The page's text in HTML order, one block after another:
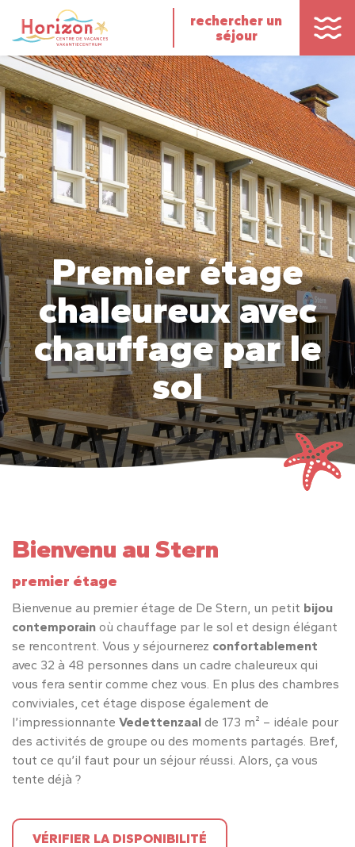
rechercher un
séjour
Premier étage
chaleureux avec
chauffage par le
sol
Bienvenu au Stern
premier étage
Bienvenue au premier étage de De Stern, un petit bijou
contemporain où chauffage par le sol et design élégant
se rencontrent. Vous y séjournerez confortablement
avec 32 à 48 personnes dans un cadre chaleureux qui
vous fera sentir comme chez vous. En plus des chambres
conviviales, cet étage dispose également de
l’impressionnante Vedettenzaal de 173 m² – idéale pour
des activités de groupe ou des moments partagés. Bref,
tout ce qu’il faut pour un séjour réussi. Alors, ça vous
tente déjà ?
VÉRIFIER LA DISPONIBILITÉ